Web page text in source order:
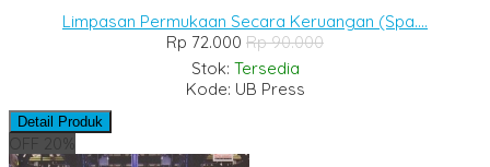
Limpasan Permukaan Secara Keruangan (Spa....
Rp 72.000 Rp 90.000
Stok: Tersedia
Kode: UB Press
Detail Produk
OFF 20%